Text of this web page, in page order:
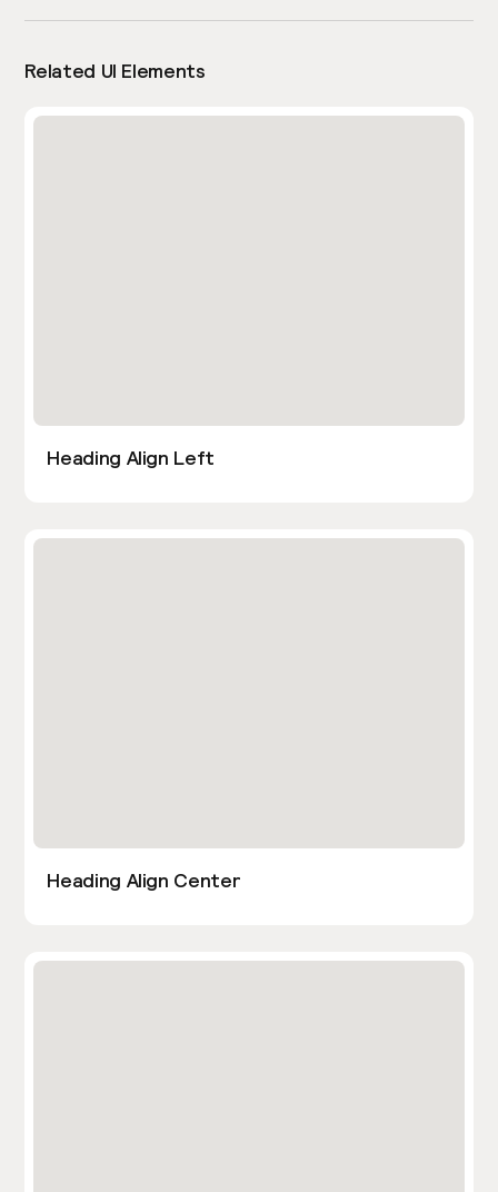
Related UI Elements
Heading Align Left
Heading Align Center